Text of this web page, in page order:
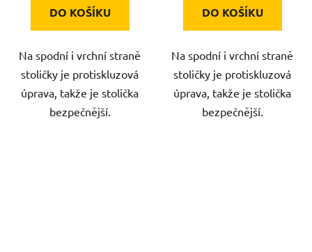
DO KOŠÍKU
Na spodní i vrchní straně
stoličky je protiskluzová
úprava, takže je stolička
bezpečnější.
DO KOŠÍKU
Na spodní i vrchní straně
stoličky je protiskluzová
úprava, takže je stolička
bezpečnější.